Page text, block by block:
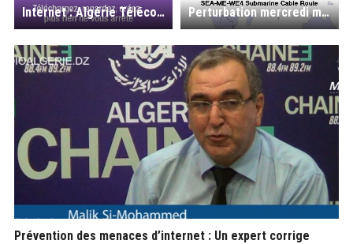
Internet : Algérie Télécom lance son service "Rechargement de secours" Perturbation mercredi matin d'Internet suite à des travaux sur le câble sous-marin SMW-4
Prévention des menaces d’internet : Un expert corrige